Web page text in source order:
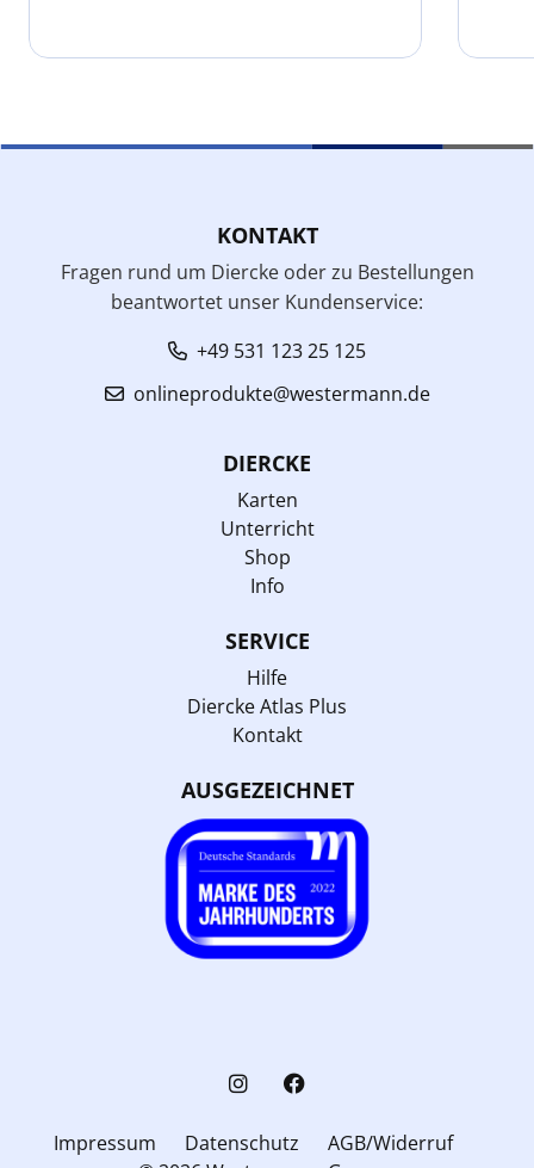
KONTAKT
Fragen rund um Diercke oder zu Bestellungen
beantwortet unser Kundenservice:
+49 531 123 25 125
onlineprodukte@westermann.de
DIERCKE
Karten
Unterricht
Shop
Info
SERVICE
Hilfe
Diercke Atlas Plus
Kontakt
AUSGEZEICHNET
Impressum Datenschutz
AGB/Widerruf